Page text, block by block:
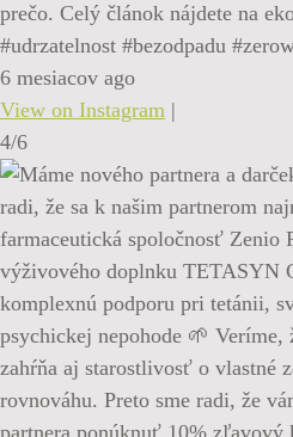
prečo. Celý článok nájdete na
#udrzatelnost #bezodpadu
6 mesiacov ago
View on Instagram |
4/6